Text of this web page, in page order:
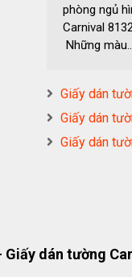
phòng ngủ
Carnival
Những
Giấy dán
Giấy dán
Giấy dán
dán tường